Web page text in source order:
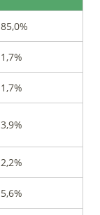
85,0%
1,7%
1,7%
3,9%
2,2%
5,6%